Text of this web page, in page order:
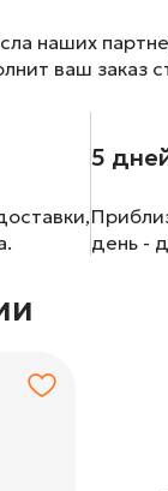
наших
ваш заказ
5
день -